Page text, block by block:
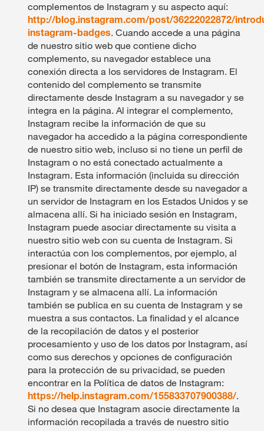
complementos de Instagram y su aspecto aquí:
http://blog.instagram.com/post/36222022872/
instagram-badges. Cuando accede a una página
de nuestro sitio web que contiene dicho
complemento, su navegador establece una
conexión directa a los servidores de Instagram. El
contenido del complemento se transmite
directamente desde Instagram a su navegador y se
integra en la página. Al integrar el complemento,
Instagram recibe la información de que su
navegador ha accedido a la página correspondiente
de nuestro sitio web, incluso si no tiene un perfil de
Instagram o no está conectado actualmente a
Instagram. Esta información (incluida su dirección
IP) se transmite directamente desde su navegador a
un servidor de Instagram en los Estados Unidos y se
almacena allí. Si ha iniciado sesión en Instagram,
Instagram puede asociar directamente su visita a
nuestro sitio web con su cuenta de Instagram. Si
interactúa con los complementos, por ejemplo, al
presionar el botón de Instagram, esta información
también se transmite directamente a un servidor de
Instagram y se almacena allí. La información
también se publica en su cuenta de Instagram y se
muestra a sus contactos. La finalidad y el alcance
de la recopilación de datos y el posterior
procesamiento y uso de los datos por Instagram, así
como sus derechos y opciones de configuración
para la protección de su privacidad, se pueden
encontrar en la Política de datos de Instagram:
https://help.instagram.com/155833707900388/.
Si no desea que Instagram asocie directamente la
información recopilada a través de nuestro sitio